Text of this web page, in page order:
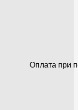
Оплата при